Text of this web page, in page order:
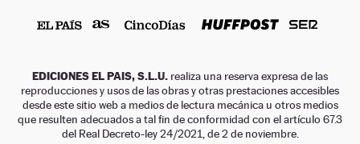
EDICIONES EL PAIS, S.L.U. realiza una reserva expresa de las
reproducciones y usos de las obras y otras prestaciones accesibles
desde este sitio web a medios de lectura mecánica u otros medios
que resulten adecuados a tal fin de conformidad con el artículo 67.3
del Real Decreto-ley 24/2021, de 2 de noviembre.